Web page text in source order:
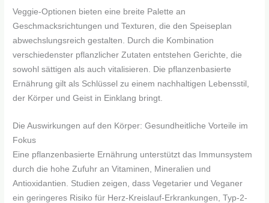
Veggie-Optionen bieten eine breite Palette an
Geschmacksrichtungen und Texturen, die den Speiseplan
abwechslungsreich gestalten. Durch die Kombination
verschiedenster pflanzlicher Zutaten entstehen Gerichte, die
sowohl sättigen als auch vitalisieren. Die pflanzenbasierte
Ernährung gilt als Schlüssel zu einem nachhaltigen Lebensstil,
der Körper und Geist in Einklang bringt.
Die Auswirkungen auf den Körper: Gesundheitliche Vorteile im
Fokus
Eine pflanzenbasierte Ernährung unterstützt das Immunsystem
durch die hohe Zufuhr an Vitaminen, Mineralien und
Antioxidantien. Studien zeigen, dass Vegetarier und Veganer
ein geringeres Risiko für Herz-Kreislauf-Erkrankungen, Typ-2-